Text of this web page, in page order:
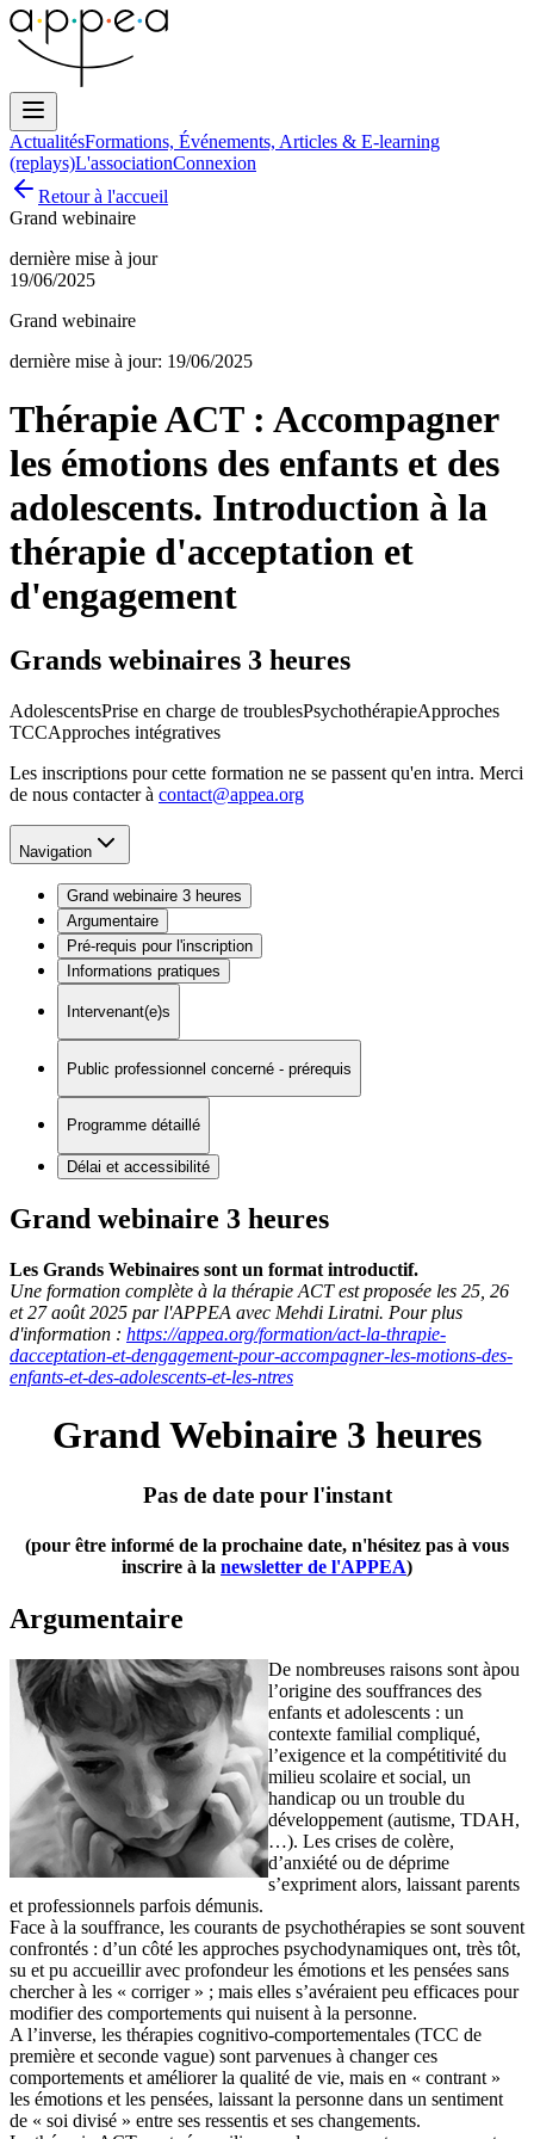
ActualitésFormations, Événements, Articles & E-learning
(replays)L'associationConnexion
Retour à l'accueil
Grand webinaire
dernière mise à jour
19/06/2025
Grand webinaire
dernière mise à jour: 19/06/2025
Thérapie ACT : Accompagner
les émotions des enfants et des
adolescents. Introduction à la
thérapie d'acceptation et
d'engagement
Grands webinaires 3 heures
AdolescentsPrise en charge de troublesPsychothérapieApproches
TCCApproches intégratives
Les inscriptions pour cette formation ne se passent qu'en intra. Merci
de nous contacter à contact@appea.org
Navigation
Grand webinaire 3 heures
Argumentaire
Pré-requis pour l'inscription
Informations pratiques
Intervenant(e)s
Public professionnel concerné - prérequis
Programme détaillé
Délai et accessibilité
Grand webinaire 3 heures
Les Grands Webinaires sont un format introductif.
Une formation complète à la thérapie ACT est proposée les 25, 26
et 27 août 2025 par l'APPEA avec Mehdi Liratni. Pour plus
d'information : https://appea.org/formation/act-la-thrapie-
dacceptation-et-dengagement-pour-accompagner-les-motions-des-
enfants-et-des-adolescents-et-les-ntres
Grand Webinaire 3 heures
Pas de date pour l'instant
(pour être informé de la prochaine date, n'hésitez pas à vous
inscrire à la newsletter de l'APPEA)
Argumentaire
De nombreuses raisons sont àpou
l’origine des souffrances des
enfants et adolescents : un
contexte familial compliqué,
l’exigence et la compétitivité du
milieu scolaire et social, un
handicap ou un trouble du
développement (autisme, TDAH,
…). Les crises de colère,
d’anxiété ou de déprime
s’expriment alors, laissant parents
et professionnels parfois démunis.
Face à la souffrance, les courants de psychothérapies se sont souvent
confrontés : d’un côté les approches psychodynamiques ont, très tôt,
su et pu accueillir avec profondeur les émotions et les pensées sans
chercher à les « corriger » ; mais elles s’avéraient peu efficaces pour
modifier des comportements qui nuisent à la personne.
A l’inverse, les thérapies cognitivo-comportementales (TCC de
première et seconde vague) sont parvenues à changer ces
comportements et améliorer la qualité de vie, mais en « contrant »
les émotions et les pensées, laissant la personne dans un sentiment
de « soi divisé » entre ses ressentis et ses changements.